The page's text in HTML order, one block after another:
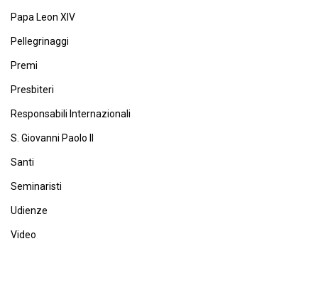
Papa Leon XIV
Pellegrinaggi
Premi
Presbiteri
Responsabili Internazionali
S. Giovanni Paolo II
Santi
Seminaristi
Udienze
Video